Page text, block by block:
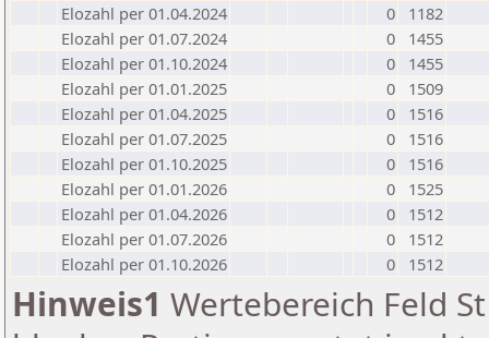
Elozahl per 01.04.2024
0
1182
Elozahl per 01.07.2024
0
1455
Elozahl per 01.10.2024
0
1455
Elozahl per 01.01.2025
0
1509
Elozahl per 01.04.2025
0
1516
Elozahl per 01.07.2025
0
1516
Elozahl per 01.10.2025
0
1516
Elozahl per 01.01.2026
0
1525
Elozahl per 01.04.2026
0
1512
Elozahl per 01.07.2026
0
1512
Elozahl per 01.10.2026
0 1512
Hinweis1 Wertebereich Feld